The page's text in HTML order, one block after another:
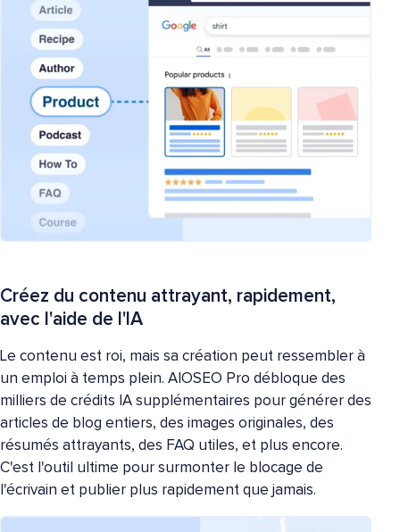
Créez du contenu attrayant, rapidement,
avec l'aide de l'IA
Le contenu est roi, mais sa création peut ressembler à
un emploi à temps plein. AIOSEO Pro débloque des
milliers de crédits IA supplémentaires pour générer des
articles de blog entiers, des images originales, des
résumés attrayants, des FAQ utiles, et plus encore.
C'est l'outil ultime pour surmonter le blocage de
l'écrivain et publier plus rapidement que jamais.